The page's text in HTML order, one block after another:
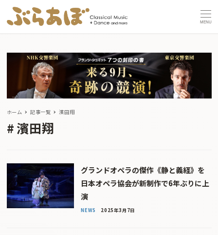
MENU
ホーム 記事一覧 濱田翔
濱田翔
グランドオペラの傑作《静と義経》を
日本オペラ協会が新制作で6年ぶりに上
演
NEWS 2025年3月7日